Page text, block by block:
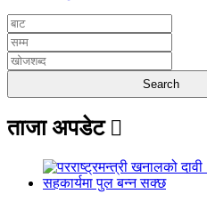
ताजा अपडेट